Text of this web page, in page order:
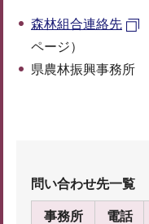
森林組合連絡先
ページ）
県農林振興事務所
問い合わせ先一覧
事務所
電話